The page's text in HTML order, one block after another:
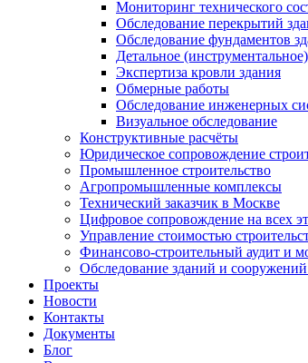
Мониторинг технического
Обследование перекрытий
Обследование фундаментов
Детальное
Экспертиза кровли здания
Обмерные работы
Обследование инженерных
Визуальное обследование
Конструктивные расчёты
Юридическое сопровождение
Промышленное строительство
Агропромышленные комплексы
Технический заказчик в Москве
Цифровое сопровождение на всех
Управление стоимостью
Финансово-строительный аудит и
Обследование зданий и
Проекты
Новости
Контакты
Документы
Блог